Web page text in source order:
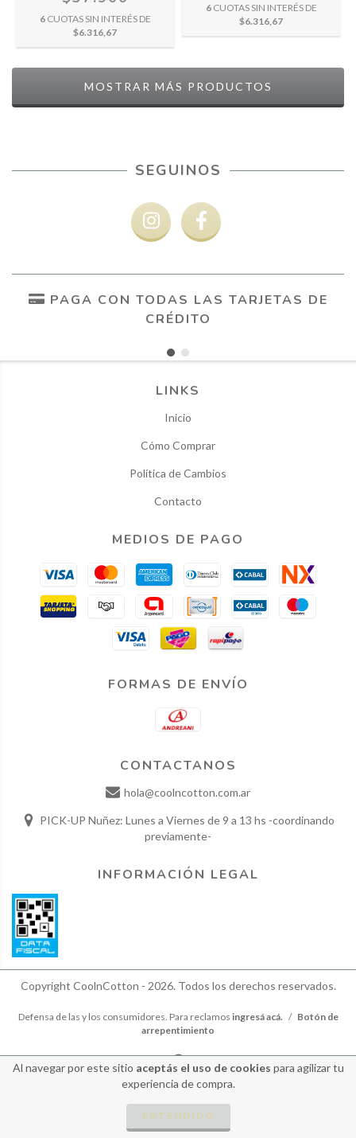
Al navegar por este sitio aceptás el uso de cookies para agilizar tu
experiencia de compra.
ENTENDIDO
6 CUOTAS SIN INTERÉS DE
$6.316,67
6 CUOTAS SIN INTERÉS DE
$6.316,67
MOSTRAR MÁS PRODUCTOS
SEGUINOS
PAGA CON TODAS LAS TARJETAS DE
CRÉDITO
LINKS
Inicio
Cómo Comprar
Política de Cambios
Contacto
MEDIOS DE PAGO
FORMAS DE ENVÍO
CONTACTANOS
hola@coolncotton.com.ar
PICK-UP Nuñez: Lunes a Viernes de 9 a 13 hs -coordinando
previamente-
INFORMACIÓN LEGAL
Copyright CoolnCotton - 2026. Todos los derechos reservados.
Defensa de las y los consumidores. Para reclamos ingresá acá. / Botón de
arrepentimiento